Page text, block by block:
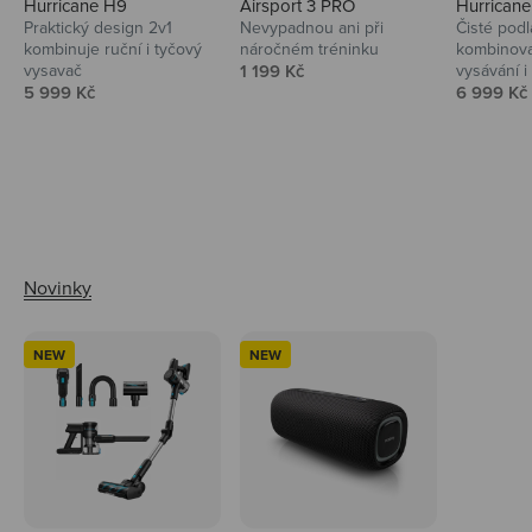
Hurricane H9
Praktický design 2v1
kombinuje ruční i tyčový
vysavač
Prodejní cena
5 999 Kč
Airsport 3 PRO
Nevypadnou ani při
náročném tréninku
Prodejní cena
1 199 Kč
Čisté
vysávání
Prodejní
6 999 Kč
NEW NEW